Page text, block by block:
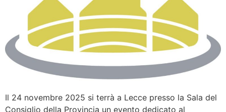
Il 24 novembre 2025 si terrà a Lecce presso la Sala del
Consiglio della Provincia un evento dedicato al